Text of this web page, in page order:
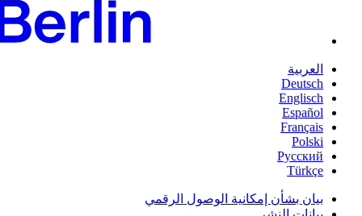
العربية
Deutsch
Englisch
Español
Français
Polski
Русский
Türkçe
بيان بشأن إمكانية الوصول الرقمي